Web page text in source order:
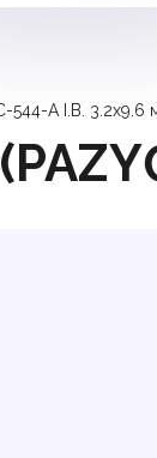
544-A I.B. 3.2х9.6